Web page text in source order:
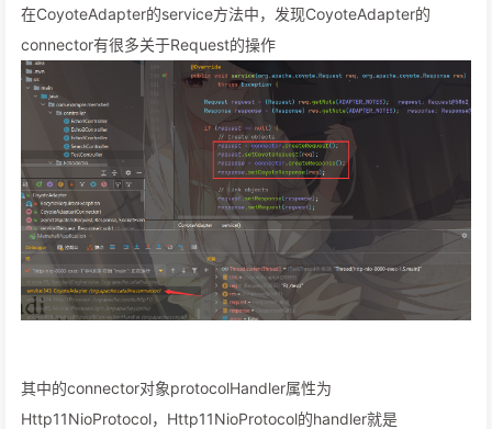
在CoyoteAdapter的service方法中，发现CoyoteAdapter的
connector有很多关于Request的操作
其中的connector对象protocolHandler属性为
Http11NioProtocol，Http11NioProtocol的handler就是